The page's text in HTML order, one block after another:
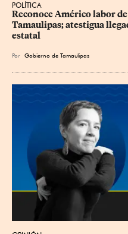
POLÍTICA
Reconoce Américo labor
Tamaulipas; atestigua
estatal
Por Gobierno de Tamaulipas